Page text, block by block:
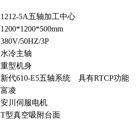
1212-5A五轴加工中心
1200*1200*500mm
380V/50HZ/3P
水冷主轴
重型机身
新代610-E5五轴系统 具有RTCP功能
富凌
安川伺服电机
T型真空吸附台面